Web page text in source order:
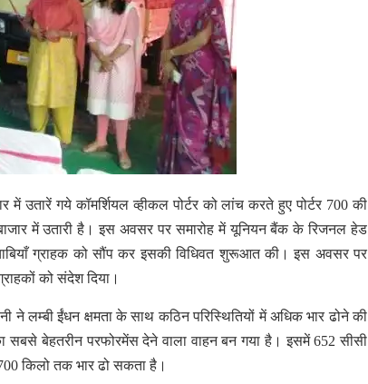
में उतारें गये कॉमर्शियल व्हीकल पोर्टर को लांच करते हुए पोर्टर 700 की
में उतारी है। इस अवसर पर समारोह में यूनियन बैंक के रिजनल हेड
ग्राहक को सौंप कर इसकी विधिवत शुरूआत की। इस अवसर पर
को संदेश दिया।
ने लम्बी ईंधन क्षमता के साथ कठिन परिस्थितियों में अधिक भार ढोने की
सबसे बेहतरीन परफोरमेंस देने वाला वाहन बन गया है। इसमें 652 सीसी
किलो तक भार ढो सकता है।